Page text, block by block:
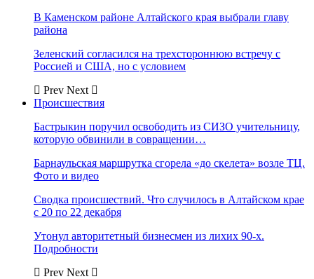
В Каменском районе Алтайского края выбрали главу
района
Зеленский согласился на трехстороннюю встречу с
Россией и США, но с условием
Prev Next
Происшествия
Бастрыкин поручил освободить из СИЗО учительницу,
которую обвинили в совращении…
Барнаульская маршрутка сгорела «до скелета» возле ТЦ.
Фото и видео
Сводка происшествий. Что случилось в Алтайском крае
с 20 по 22 декабря
Утонул авторитетный бизнесмен из лихих 90-х.
Подробности
Prev Next